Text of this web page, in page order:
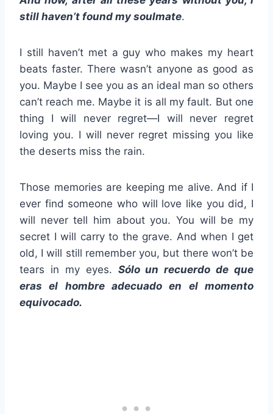
still haven’t found my soulmate.
I still haven’t met a guy who makes my heart
beats faster. There wasn’t anyone as good as
you. Maybe I see you as an ideal man so others
can’t reach me. Maybe it is all my fault. But one
thing I will never regret—I will never regret
loving you. I will never regret missing you like
the deserts miss the rain.
Those memories are keeping me alive. And if I
ever find someone who will love like you did, I
will never tell him about you. You will be my
secret I will carry to the grave. And when I get
old, I will still remember you, but there won’t be
tears in my eyes. Sólo un recuerdo de que
eras el hombre adecuado en el momento
equivocado.